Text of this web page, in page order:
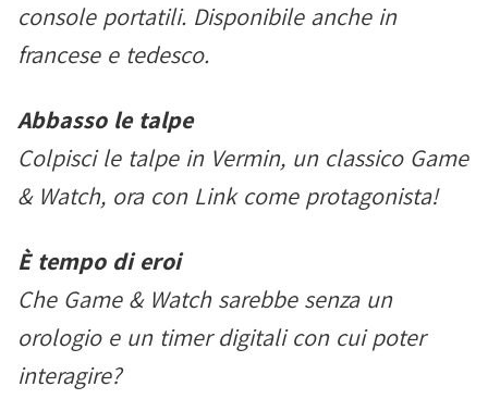
console portatili. Disponibile anche in
francese e tedesco.
Abbasso le talpe
Colpisci le talpe in Vermin, un classico Game
& Watch, ora con Link come protagonista!
È tempo di eroi
Che Game & Watch sarebbe senza un
orologio e un timer digitali con cui poter
interagire?